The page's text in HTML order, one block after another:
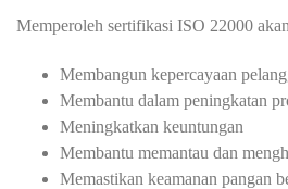
Memperoleh sertifikasi ISO 22000
Membangun kepercayaan
Membantu dalam peningkatan
Meningkatkan keuntungan
Membantu memantau dan
Memastikan keamanan pangan